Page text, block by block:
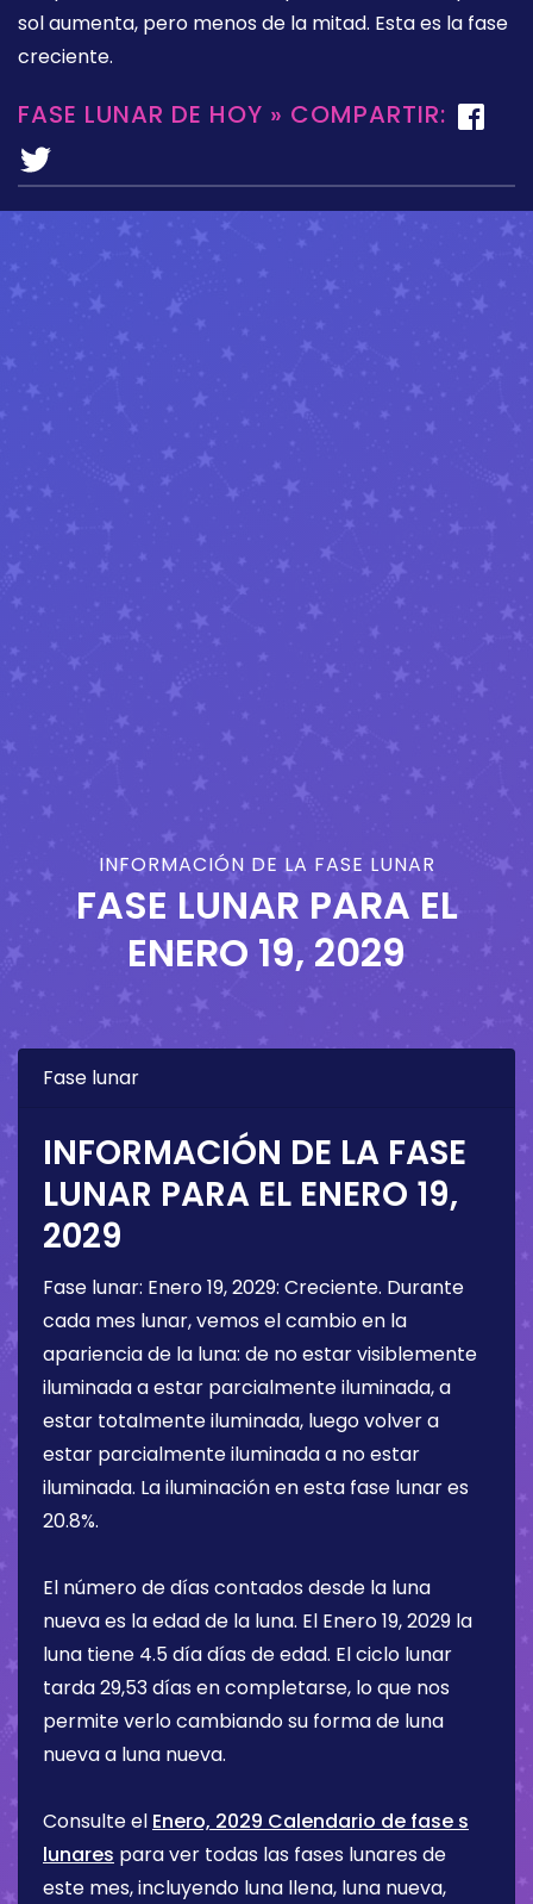
sol aumenta, pero menos de la mitad. Esta es la fase
creciente.
FASE LUNAR DE HOY » COMPARTIR:
INFORMACIÓN DE LA FASE LUNAR
FASE LUNAR PARA EL
ENERO 19, 2029
Fase lunar
INFORMACIÓN DE LA FASE
LUNAR PARA EL ENERO 19,
2029
Fase lunar: Enero 19, 2029: Creciente. Durante
cada mes lunar, vemos el cambio en la
apariencia de la luna: de no estar visiblemente
iluminada a estar parcialmente iluminada, a
estar totalmente iluminada, luego volver a
estar parcialmente iluminada a no estar
iluminada. La iluminación en esta fase lunar es
20.8%.
El número de días contados desde la luna
nueva es la edad de la luna. El Enero 19, 2029 la
luna tiene 4.5 díadías de edad. El ciclo lunar
tarda 29,53 días en completarse, lo que nos
permite verlo cambiando su forma de luna
nueva a luna nueva.
Consulte el Enero, 2029 Calendario de fase s
lunares para ver todas las fases lunares de
este mes, incluyendo luna llena, luna nueva,